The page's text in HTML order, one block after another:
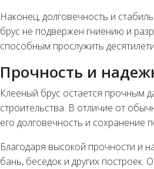
Наконец, долговечность и
брус не подвержен гниению и
способным прослужить
Прочность и
Клееный брус остается прочным
строительства. В отличие от
его долговечность и сохранение
Благодаря высокой прочности и
бань, беседок и других